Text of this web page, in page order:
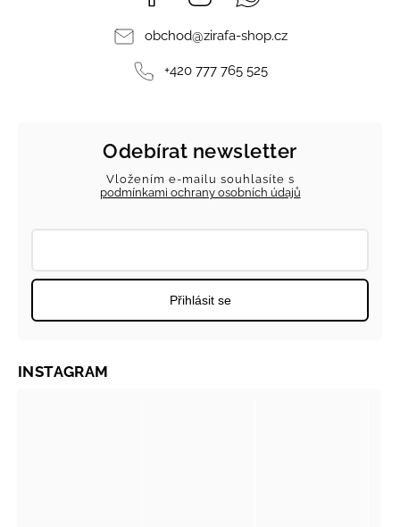
obchod@zirafa-shop.cz
+420 777 765 525
Odebírat newsletter
Vložením e-mailu souhlasíte s
podmínkami ochrany osobních údajů
Přihlásit se
INSTAGRAM